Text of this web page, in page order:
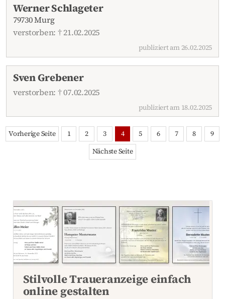
Werner Schlageter
79730 Murg
verstorben: † 21.02.2025
publiziert am 26.02.2025
Sven Grebener
verstorben: † 07.02.2025
publiziert am 18.02.2025
Vorherige Seite 1 2 3 4 5 6 7 8
9
Nächste Seite
Stilvolle Traueranzeige einfach
online gestalten